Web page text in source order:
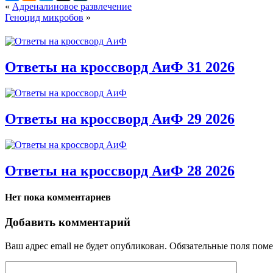
« Адреналиновое развлечение
Геноцид микробов »
Ответы на кроссворд АиФ 31 2026
Ответы на кроссворд АиФ 29 2026
Ответы на кроссворд АиФ 28 2026
Нет пока комментариев
Добавить комментарий
Ваш адрес email не будет опубликован. Обязательные поля